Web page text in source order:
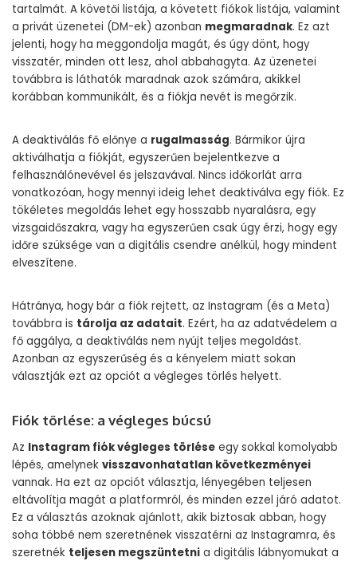
tartalmát. A követői listája, a követett fiókok listája, valamint
a privát üzenetei (DM-ek) azonban megmaradnak. Ez azt
jelenti, hogy ha meggondolja magát, és úgy dönt, hogy
visszatér, minden ott lesz, ahol abbahagyta. Az üzenetei
továbbra is láthatók maradnak azok számára, akikkel
korábban kommunikált, és a fiókja nevét is megőrzik.
A deaktiválás fő előnye a rugalmasság. Bármikor újra
aktiválhatja a fiókját, egyszerűen bejelentkezve a
felhasználónevével és jelszavával. Nincs időkorlát arra
vonatkozóan, hogy mennyi ideig lehet deaktiválva egy fiók. Ez
tökéletes megoldás lehet egy hosszabb nyaralásra, egy
vizsgaidőszakra, vagy ha egyszerűen csak úgy érzi, hogy egy
időre szüksége van a digitális csendre anélkül, hogy mindent
elveszítene.
Hátránya, hogy bár a fiók rejtett, az Instagram (és a Meta)
továbbra is tárolja az adatait. Ezért, ha az adatvédelem a
fő aggálya, a deaktiválás nem nyújt teljes megoldást.
Azonban az egyszerűség és a kényelem miatt sokan
választják ezt az opciót a végleges törlés helyett.
Fiók törlése: a végleges búcsú
Az Instagram fiók végleges törlése egy sokkal komolyabb
lépés, amelynek visszavonhatatlan következményei
vannak. Ha ezt az opciót választja, lényegében teljesen
eltávolítja magát a platformról, és minden ezzel járó adatot.
Ez a választás azoknak ajánlott, akik biztosak abban, hogy
soha többé nem szeretnének visszatérni az Instagramra, és
szeretnék teljesen megszüntetni a digitális lábnyomukat a